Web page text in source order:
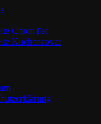
ChronTec
Küchencover